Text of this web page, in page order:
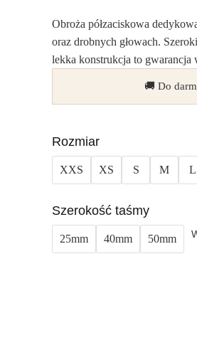
Obroża półzaciskowa
oraz drobnych głowach.
lekka konstrukcja to
🚚 Do
Rozmiar
XXS XS S M L
Szerokość taśmy
25mm 40mm 50mm